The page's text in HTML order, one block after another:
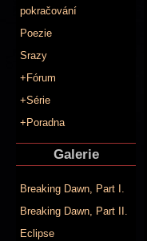
pokračování
Poezie
Srazy
+Fórum
+Série
+Poradna
Galerie
Breaking Dawn, Part I.
Breaking Dawn, Part II.
Eclipse